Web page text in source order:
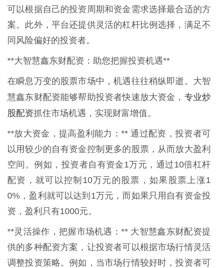
可以根据自己的投资周期和资金需求选择最合适的方
案。此外，平台还提供灵活的杠杆比例选择，满足不
同风险偏好的投资者。
**大智慧鑫东财配资：助您把握投资机遇**
在瞬息万变的股票市场中，机遇往往稍纵即逝。大智
慧鑫东财配资能够帮助投资者快速放大资金， 专业炒
股配资抓住市场机遇，实现财富增值。
**放大资金，提高盈利能力：** 通过配资，投资者可
以用较少的自有资金控制更多的股票，从而放大盈利
空间。例如，投资者自有资金1万元，通过10倍杠杆
配资，就可以控制10万元的股票，如果股票上涨1
0%，盈利就可以达到1万元，而如果只用自有资金投
资，盈利只有1000元。
**灵活操作，把握市场机遇：** 大智慧鑫东财配资提
供的多种配资方案，让投资者可以根据市场行情灵活
调整投资策略。例如，当市场行情较好时，投资者可